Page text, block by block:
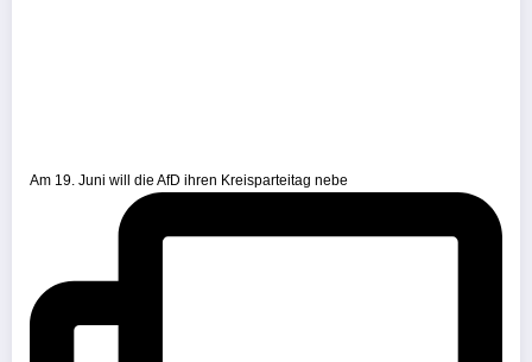
Am 19. Juni will die AfD ihren Kreisparteitag nebe